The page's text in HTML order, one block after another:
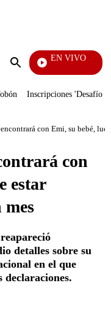
Enviar
EN VIVO
Inscripciones 'Desafío'
con Emi, su bebé,
con
estar
mes
detalles sobre su
en el que
declaraciones.